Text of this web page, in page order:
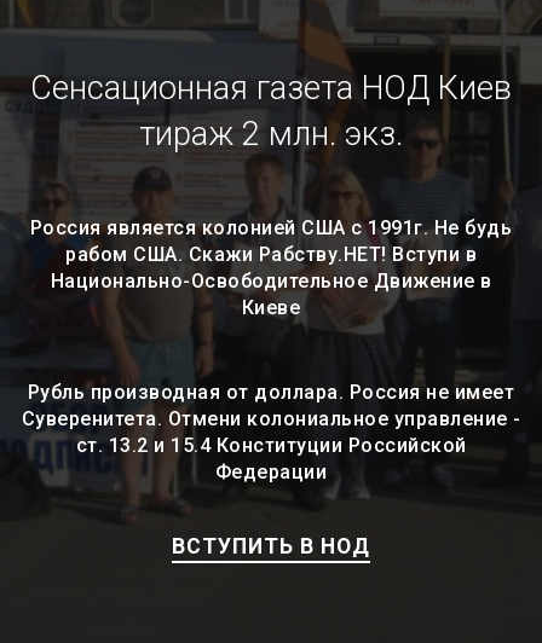
Сенсационная газета НОД Киев
тираж 2 млн. экз.
Россия является колонией США с 1991г. Не будь
рабом США. Скажи Рабству.НЕТ! Вступи в
Национально-Освободительное Движение в
Киеве
Рубль производная от доллара. Россия не имеет
Суверенитета. Отмени колониальное управление -
ст. 13.2 и 15.4 Конституции Российской
Федерации
ВСТУПИТЬ В НОД